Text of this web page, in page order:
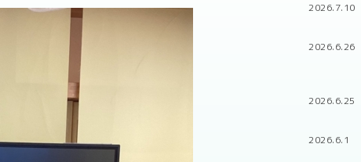
2026.7.10
2026.6.26
2026.6.25
2026.6.1